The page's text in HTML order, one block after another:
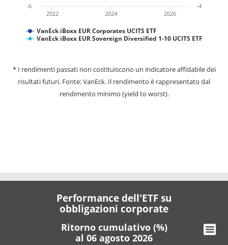
2022 2024 2026
-6 -4
VanEck iBoxx EUR Corporates UCITS ETF
VanEck iBoxx EUR Sovereign Diversified 1-10 UCITS ETF
* I rendimenti passati non costituiscono un indicatore affidabile dei
risultati futuri. Fonte: VanEck. Il rendimento è rappresentato dal
rendimento minimo (yield to worst).
Performance dell'ETF su
obbligazioni corporate
Ritorno cumulativo (%)
al 06 agosto 2026